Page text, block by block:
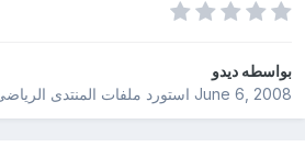
بواسطهديدو
June 6, 2008استورد ملفات المنتدى الرياضى